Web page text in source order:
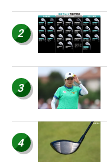
2
3
4